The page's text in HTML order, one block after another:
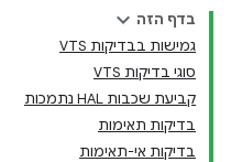
בדף הזה
גמישות בבדיקות VTS
סוגי בדיקות VTS
קביעת שכבות HAL נתמכות
בדיקות תאימות
בדיקות אי-תאימות